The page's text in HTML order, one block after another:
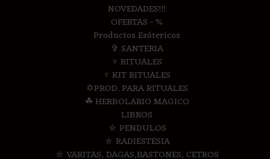
NOVEDADES!!!
OFERTAS - %
Productos Esótericos
✞ SANTERIA
♆ RITUALES
♆ KIT RITUALES
✡PROD. PARA RITUALES
☘ HERBOLARIO MAGICO
LIBROS
⛤ PENDULOS
⛤ RADIESTESIA
⛤ VARITAS, DAGAS,BASTONES, CETROS